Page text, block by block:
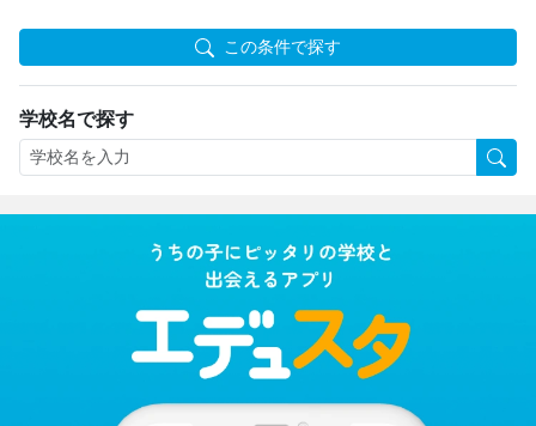
この条件で探す
学校名で探す